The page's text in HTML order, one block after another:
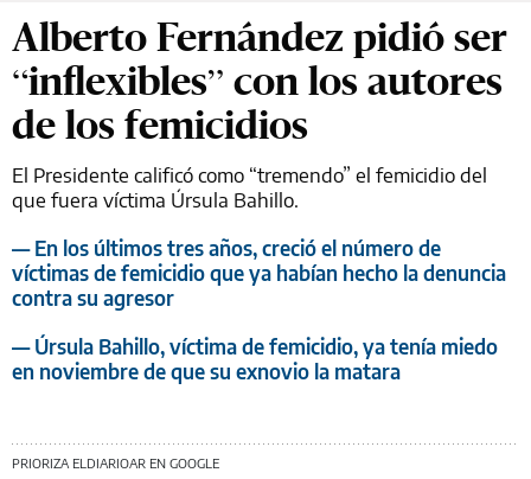
Alberto Fernández pidió ser
“inflexibles” con los autores
de los femicidios
El Presidente calificó como “tremendo” el femicidio del
que fuera víctima Úrsula Bahillo.
— En los últimos tres años, creció el número de
víctimas de femicidio que ya habían hecho la denuncia
contra su agresor
— Úrsula Bahillo, víctima de femicidio, ya tenía miedo
en noviembre de que su exnovio la matara
PRIORIZA ELDIARIOAR EN GOOGLE